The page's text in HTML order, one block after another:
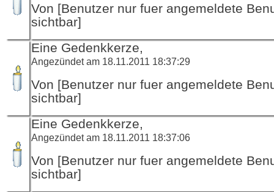
Von [Benutzer nur fuer angemeldete
sichtbar]
Eine Gedenkkerze,
Angezündet am 18.11.2011 18:37:29
Von [Benutzer nur fuer angemeldete
sichtbar]
Eine Gedenkkerze,
Angezündet am 18.11.2011 18:37:06
Von [Benutzer nur fuer angemeldete
sichtbar]